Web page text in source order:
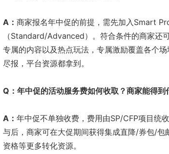
A ： 商家报名年中促的前提，需先加入Smart
（Standard/Advanced）。符合条件的商家还
专属的内容以及热点玩法，专属激励覆盖各个
尽报，平台资源都拿到。
Q ：年中促的活动服务费如何收取？商家能得到
A ： 年中促不单独收费，费用由SP/CFP项目统
与后，商家可在大促期间获得集成直降/券包/
资格等更多转化资源。